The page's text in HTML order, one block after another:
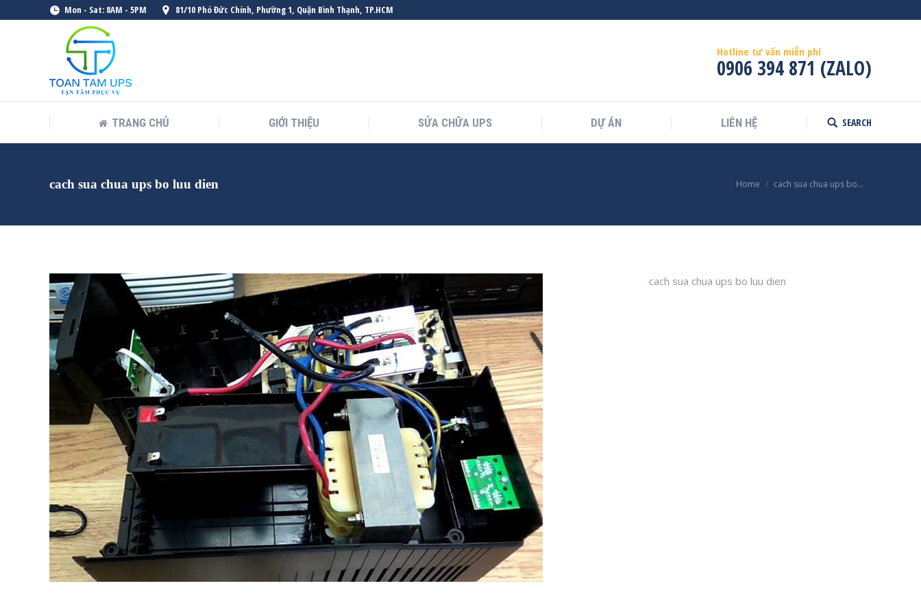
Mon - Sat: 8AM - 5PM 81/10 Phó Đức Chính, Phường 1, Quận Bình Thạnh, TP.HCM
Hotline tư vấn miễn phí
0906 394 871 (ZALO)
TRANG CHỦ GIỚI THIỆU SỬA CHỮA UPS DỰ ÁN LIÊN HỆ Search:
SEARCH
cach sua chua ups bo luu dien Home cach sua chua ups bo…
cach sua chua ups bo luu dien